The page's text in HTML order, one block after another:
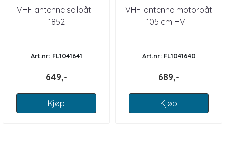
VHF antenne seilbåt -
1852
Art.nr: FL1041641
649,-
Kjøp
VHF-antenne motorbåt
105 cm HVIT
Art.nr: FL1041640
689,-
Kjøp